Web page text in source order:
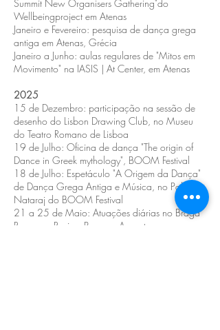
Summit New Organisers Gathering"do
Wellbeingproject em Atenas
Janeiro e Fevereiro: pesquisa de dança grega
antiga em Atenas, Grécia
Janeiro a Junho: aulas regulares de "Mitos em
Movimento" na IASIS | At Center, em Atenas
2025
15 de Dezembro: participação na sessão de
desenho do Lisbon Drawing Club, no Museu
do Teatro Romano de Lisboa
19 de Julho: Oficina de dança "The origin of
Dance in Greek mythology", BOOM Festival
18 de Julho: Espetáculo "A Origem da Dança"
de Dança Grega Antiga e Música, no Palco
Nataraj do BOOM Festival
21 a 25 de Maio: Atuações diárias no Braga
Romana - Reviver Bracara Augusta